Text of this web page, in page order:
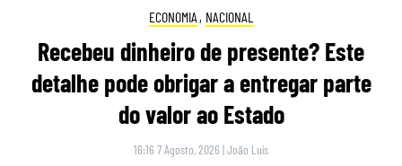
ECONOMIA , NACIONAL
Recebeu dinheiro de presente? Este
detalhe pode obrigar a entregar parte
do valor ao Estado
16:16 7 Agosto, 2026 |João Luís